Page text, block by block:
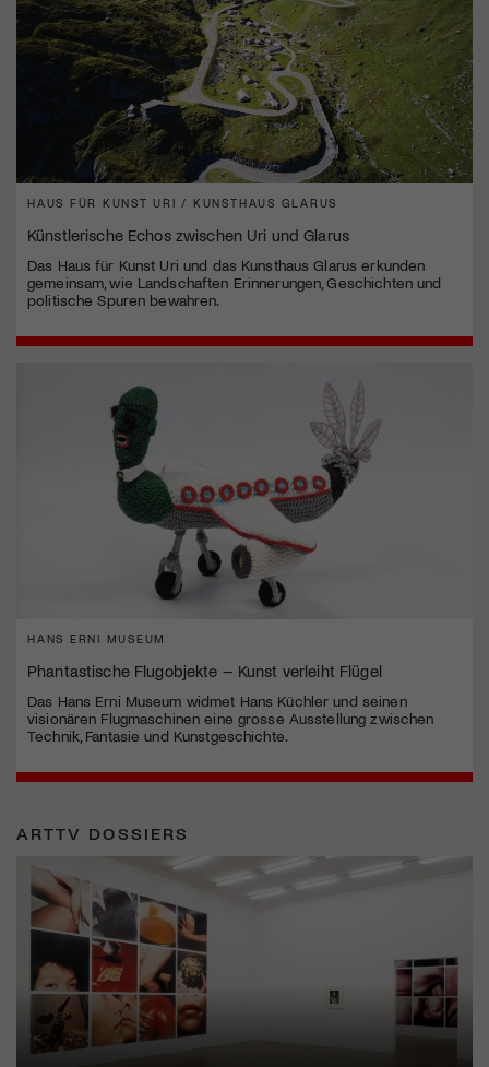
HAUS FÜR KUNST URI / KUNSTHAUS GLARUS
Künstlerische Echos zwischen Uri und Glarus
Das Haus für Kunst Uri und das Kunsthaus Glarus erkunden
gemeinsam, wie Landschaften Erinnerungen, Geschichten und
politische Spuren bewahren.
HANS ERNI MUSEUM
Phantastische Flugobjekte – Kunst verleiht Flügel
Das Hans Erni Museum widmet Hans Küchler und seinen
visionären Flugmaschinen eine grosse Ausstellung zwischen
Technik, Fantasie und Kunstgeschichte.
ARTTV DOSSIERS